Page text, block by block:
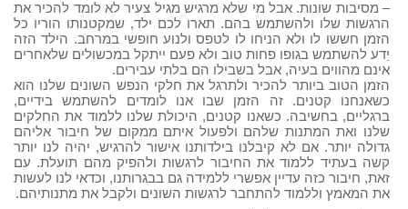
– מסיבות שונות. אבל מי שלא מרגיש מגיל צעיר לא לומד להכיר את
הרגשות שלו ולהשתמש בהם. תארו לכם ילד, שמקטנותו הוריו כל
הזמן חששו לו ולא הניחו לו לטפס ולנוע חופשי במרחב. הילד הזה
יֵדע להשתמש בגופו פחות טוב ולא פעם ייתקל במכשולים שלאחרים
אינם מהווים בעיה, אבל בשבילו הם בלתי עבירים.
הזמן הטוב ביותר להכיר ולתרגל את חלקי הנפש השונים שלנו הוא
כשאנחנו קטנים. זה הזמן שבו אנו לומדים להשתמש בידיים,
ברגליים, בחשיבה. כשאנו קטנים, היכולת שלנו ללמוד את החלקים
שלנו ואת המתנות שלהם ולפעול איתם ממקום של חיבור אליהם
גדולה יותר. אם לא קיבלנו בילדותנו אישור להרגיש, יהיה לנו יותר
קשה בעתיד ללמוד את החיבור לרגשות ולהפיק מהם תועלת. עם
זאת, חיבור כזה עדיין אפשרי ללמידה גם בבגרותנו, וכדאי לנו לעשות
את המאמץ וללמוד להתחבר לרגשות השונים ולקבל את מתנותיהם.